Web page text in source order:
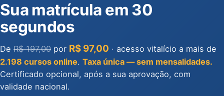
Sua matrícula em 30
segundos
De R$ 197,00 por R$ 97,00 · acesso vitalício a mais de
2.198 cursos online. Taxa única — sem mensalidades.
Certificado opcional, após a sua aprovação, com
validade nacional.